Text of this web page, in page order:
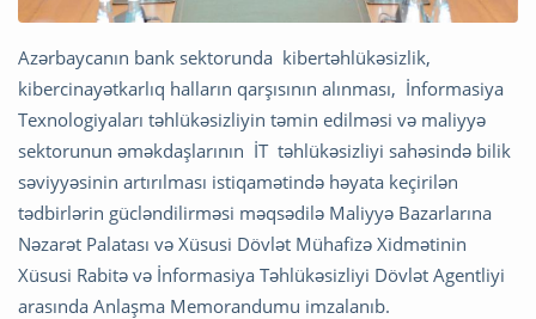
Azərbaycanın bank sektorunda kibertəhlükəsizlik,
kibercinayətkarlıq halların qarşısının alınması, İnformasiya
Texnologiyaları təhlükəsizliyin təmin edilməsi və maliyyə
sektorunun əməkdaşlarının İT təhlükəsizliyi sahəsində bilik
səviyyəsinin artırılması istiqamətində həyata keçirilən
tədbirlərin gücləndilirməsi məqsədilə Maliyyə Bazarlarına
Nəzarət Palatası və Xüsusi Dövlət Mühafizə Xidmətinin
Xüsusi Rabitə və İnformasiya Təhlükəsizliyi Dövlət Agentliyi
arasında Anlaşma Memorandumu imzalanıb.